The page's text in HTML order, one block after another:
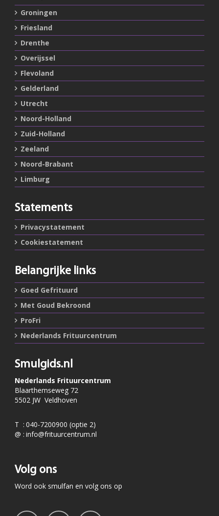
Groningen
Friesland
Drenthe
Overijssel
Flevoland
Gelderland
Utrecht
Noord-Holland
Zuid-Holland
Zeeland
Noord-Brabant
Limburg
Statements
Privacystatement
Cookiestatement
Belangrijke links
Goed Gefrituurd
Met Goud Bekroond
ProFri
Nederlands Frituurcentrum
Smulgids.nl
Nederlands Frituurcentrum
Blaarthemseweg 72
5502 JW Veldhoven
T : 040-7200900 (optie 2)
@ : info@frituurcentrum.nl
Volg ons
Word ook smulfan en volg ons op